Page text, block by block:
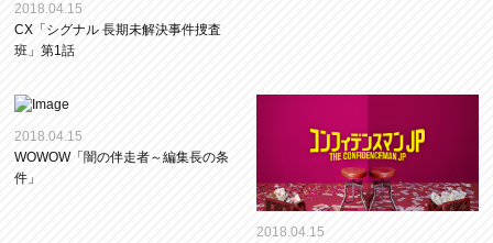
2018.04.15
CX「シグナル 長期未解決事件捜査
班」第1話
2018.04.15
WOWOW「闇の伴走者～編集長の条
件」
2018.04.15